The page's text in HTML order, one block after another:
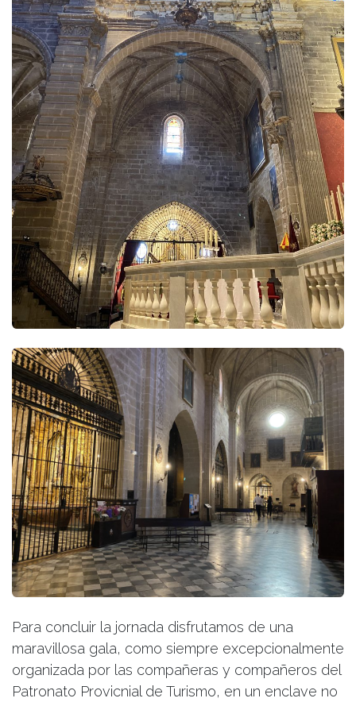
Para concluir la jornada disfrutamos de una
maravillosa gala, como siempre excepcionalmente
organizada por las compañeras y compañeros del
Patronato Provicnial de Turismo, en un enclave no